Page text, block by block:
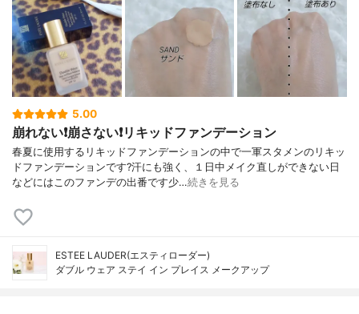
5.00
崩れない❗️崩さない❗️リキッドファンデーション
春夏に使用するリキッドファンデーションの中で一軍スタメンのリキッ
ドファンデーションです?汗にも強く、１日中メイク直しができない日
などにはこのファンデの出番です少…続きを見る
ESTEE LAUDER(エスティローダー)
ダブル ウェア ステイ イン プレイス メークアップ